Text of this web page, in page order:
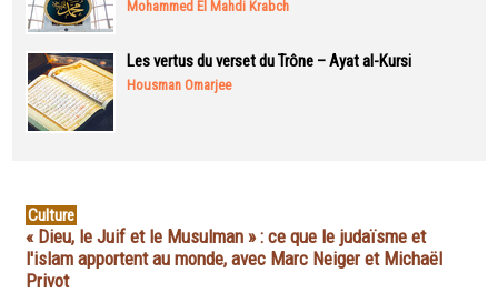
Mohammed El Mahdi Krabch
Les vertus du verset du Trône – Ayat al-Kursi
Housman Omarjee
Culture
« Dieu, le Juif et le Musulman » : ce que le judaïsme et
l'islam apportent au monde, avec Marc Neiger et Michaël
Privot